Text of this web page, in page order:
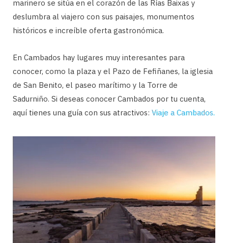
marinero se sitúa en el corazón de las Rías Baixas y
deslumbra al viajero con sus paisajes, monumentos
históricos e increíble oferta gastronómica.
En Cambados hay lugares muy interesantes para
conocer, como la plaza y el Pazo de Fefiñanes, la iglesia
de San Benito, el paseo marítimo y la Torre de
Sadurniño. Si deseas conocer Cambados por tu cuenta,
aquí tienes una guía con sus atractivos: Viaje a Cambados.